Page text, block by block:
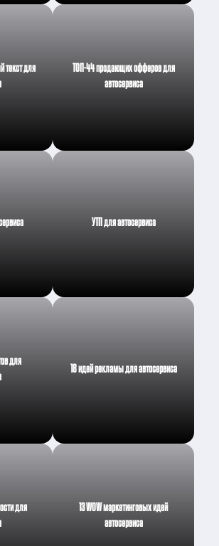
текст для
ТОП-44 продающих офферов для
автосервиса
УТП для автосервиса
для
18 идей рекламы для автосервиса
для
13 WOW маркетинговых идей
автосервиса